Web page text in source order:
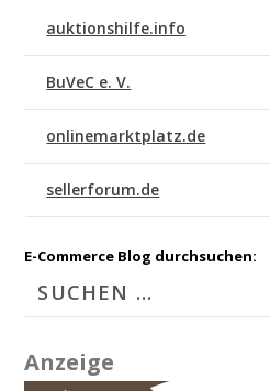
auktionshilfe.info
BuVeC e. V.
onlinemarktplatz.de
sellerforum.de
E-Commerce Blog durchsuchen:
Anzeige